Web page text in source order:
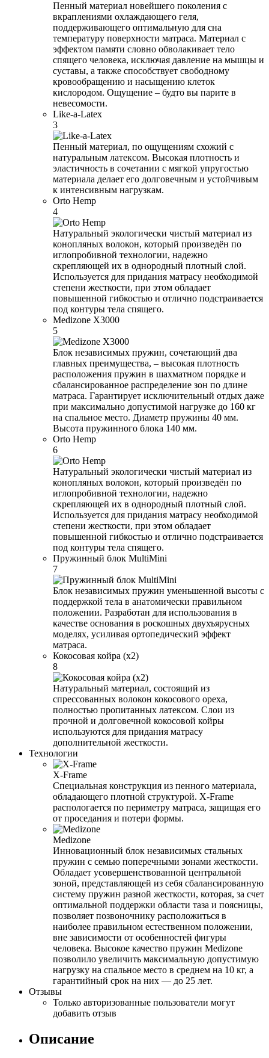
Пенный материал новейшего поколения с
вкраплениями охлаждающего геля,
поддерживающего оптимальную для сна
температуру поверхности матраса. Материал с
эффектом памяти словно обволакивает тело
спящего человека, исключая давление на мышцы и
суставы, а также способствует свободному
кровообращению и насыщению клеток
кислородом. Ощущение – будто вы парите в
невесомости.
Like-a-Latex
3
Пенный материал, по ощущениям схожий с
натуральным латексом. Высокая плотность и
эластичность в сочетании с мягкой упругостью
материала делает его долговечным и устойчивым
к интенсивным нагрузкам.
Orto Hemp
4
Натуральный экологически чистый материал из
конопляных волокон, который произведён по
иглопробивной технологии, надежно
скрепляющей их в однородный плотный слой.
Используется для придания матрасу необходимой
степени жесткости, при этом обладает
повышенной гибкостью и отлично подстраивается
под контуры тела спящего.
Medizone X3000
5
Блок независимых пружин, сочетающий два
главных преимущества, – высокая плотность
расположения пружин в шахматном порядке и
сбалансированное распределение зон по длине
матраса. Гарантирует исключительный отдых даже
при максимально допустимой нагрузке до 160 кг
на спальное место. Диаметр пружины 40 мм.
Высота пружинного блока 140 мм.
Orto Hemp
6
Натуральный экологически чистый материал из
конопляных волокон, который произведён по
иглопробивной технологии, надежно
скрепляющей их в однородный плотный слой.
Используется для придания матрасу необходимой
степени жесткости, при этом обладает
повышенной гибкостью и отлично подстраивается
под контуры тела спящего.
Пружинный блок MultiMini
7
Блок независимых пружин уменьшенной высоты с
поддержкой тела в анатомически правильном
положении. Разработан для использования в
качестве основания в роскошных двухъярусных
моделях, усиливая ортопедический эффект
матраса.
Кокосовая койра (x2)
8
Натуральный материал, состоящий из
спрессованных волокон кокосового ореха,
полностью пропитанных латексом. Слои из
прочной и долговечной кокосовой койры
используются для придания матрасу
дополнительной жесткости.
Технологии
X-Frame
Специальная конструкция из пенного материала,
обладающего плотной структурой. X-Frame
распологается по периметру матраса, защищая его
от проседания и потери формы.
Medizone
Инновационный блок независимых стальных
пружин с семью поперечными зонами жесткости.
Обладает усовершенствованной центральной
зоной, представляющей из себя сбалансированную
систему пружин разной жесткости, которая, за счет
оптимальной поддержки области таза и поясницы,
позволяет позвоночнику расположиться в
наиболее правильном естественном положении,
вне зависимости от особенностей фигуры
человека. Высокое качество пружин Medizone
позволило увеличить максимальную допустимую
нагрузку на спальное место в среднем на 10 кг, а
гарантийный срок на них — до 25 лет.
Отзывы
Только авторизованные пользователи могут
добавить отзыв
Описание